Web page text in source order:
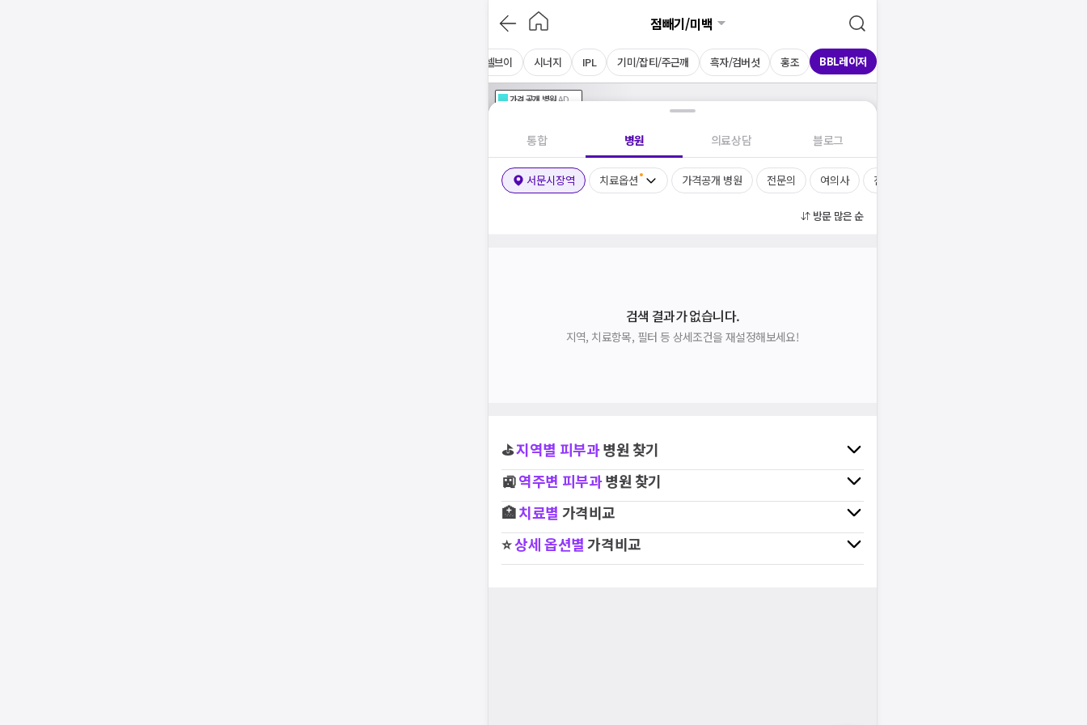
점빼기/미백
엑셀브이 시너지 IPL 기미/잡티/주근깨 흑자/검버섯 홍조 BBL레이저
가격공개 병원AD
통합 병원 의료상담 블로그
서문시장역 치료옵션 가격공개 병원 전문의 여의사 진료시간
방문 많은 순
검색 결과가 없습니다.
지역, 치료항목, 필터 등 상세조건을 재설정해보세요!
⛳지역별 피부과병원 찾기
🚉역주변 피부과병원 찾기
🏥치료별 가격비교
⭐상세 옵션별가격비교